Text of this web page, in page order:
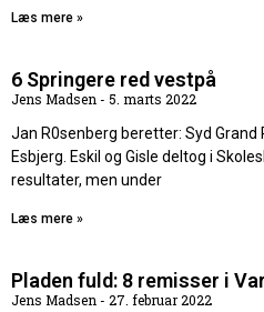
Læs mere »
6 Springere red vestpå
Jens Madsen
5. marts 2022
Jan R0senberg beretter: Syd Grand
Esbjerg. Eskil og Gisle deltog i
resultater, men under
Læs mere »
Pladen fuld: 8 remisser i
Jens Madsen
27. februar 2022